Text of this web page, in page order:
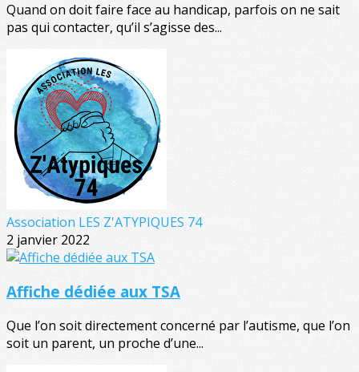
Quand on doit faire face au handicap, parfois on ne sait
pas qui contacter, qu’il s’agisse des...
Association LES Z'ATYPIQUES 74
2 janvier 2022
Affiche dédiée aux TSA
Que l’on soit directement concerné par l’autisme, que l’on
soit un parent, un proche d’une...